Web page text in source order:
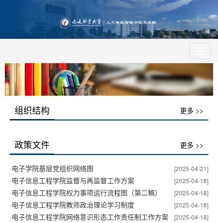
组织结构 更多 >>
政策文件 更多 >>
[2025-04-21]
·电子学院基层党组织网络图
[2025-04-18]
·电子信息工程学院监督与再监督工作方案
[2025-04-18]
·电子信息工程学院权力事项运行流程图（第二稿）
[2025-04-18]
·电子信息工程学院教师政治理论学习制度
[2025-04-18]
·电子信息工程学院网络意识形态工作责任制工作方案